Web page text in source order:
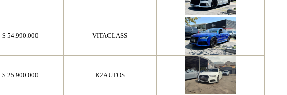
$ 54.990.000 VITACLASS
$ 25.900.000 K2AUTOS